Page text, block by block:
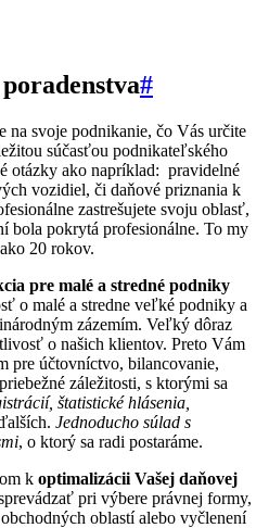
#
na svoje podnikanie, čo Vás určite
súčasťou podnikateľského
otázky ako napríklad: pravidelné
vozidiel, či daňové priznania k
zastrešujete svoju oblasť,
bola pokrytá profesionálne. To my
20 rokov.
pre malé a stredné podniky
o malé a stredne veľké podniky a
zázemím. Veľký dôraz
o našich klientov. Preto Vám
pre účtovníctvo, bilancovanie,
záležitosti, s ktorými sa
štatistické hlásenia,
Jednoducho súlad s
, o ktorý sa radi postaráme.
k optimalizácii Vašej daňovej
pri výbere právnej formy,
oblastí alebo vyčlenení